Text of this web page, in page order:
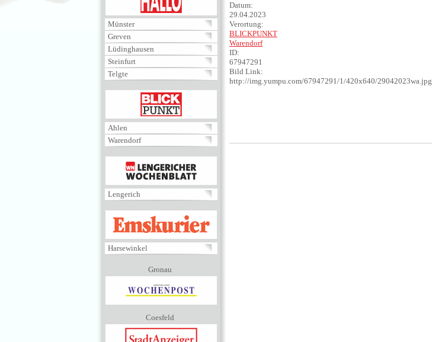
Münster
Greven
Lüdinghausen
Steinfurt
Telgte
BLICKPUNKT
Ahlen
Warendorf
MENÜ
Lengerich
EMSKURIER
Harsewinkel
Gronau
Coesfeld
Datum:
29.04.2023
Verortung:
BLICKPUNKT
Warendorf
ID:
67947291
Bild Link:
http://img.yumpu.com/67947291/1/420x640/29042023wa.jpg